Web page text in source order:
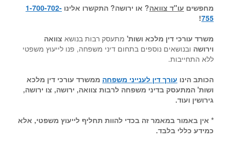
מחפשים עו"ד צוואה? או ירושה? התקשרו אלינו 1-700-702-
755
!
משרד עורכי דין מלכא ושות' מתעסק רבות בנושא צוואה
וירושה ובנושאים נוספים בתחום דיני משפחה, פנו לייעוץ משפטי
ללא התחייבות.
הכותב הינו עורך דין לענייני משפחה ממשרד עורכי דין מלכא
ושות' המתעסק בדיני משפחה לרבות צוואה, ירושה, צו ירושה,
גירושין ועוד.
* אין באמור במאמר זה בכדי להוות תחליף לייעוץ משפטי, אלא
כמידע כללי בלבד.